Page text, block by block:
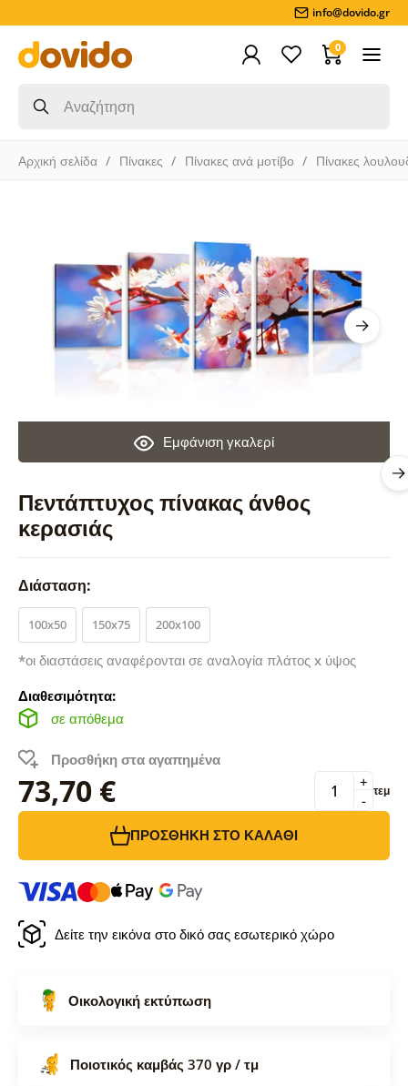
info@dovido.gr
0
Αρχική σελίδα Πίνακες Πίνακες ανά μοτίβο Πίνακες
Πεντάπτυχος πίνακας άνθος
κερασιάς
Εμφάνιση γκαλερί
Διάσταση:
100x50 150x75 200x100
*οι διαστάσεις αναφέρονται σε αναλογία πλάτος x ύψος
Διαθεσιμότητα:
σε απόθεμα
Προσθήκη στα αγαπημένα
73,70 € -
+ τεμ
ΠΡΟΣΘΉΚΗ ΣΤΟ ΚΑΛΆΘΙ
Δείτε την εικόνα στο δικό σας εσωτερικό χώρο
Οικολογική εκτύπωση
Ποιοτικός καμβάς 370 γρ / τμ